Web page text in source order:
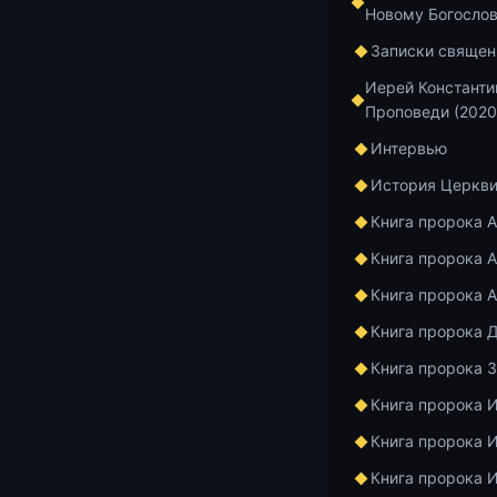
Новому
Записки
Иерей
Проповеди
Интервью
История Церкви
Книга пророка
Книга пророка
Книга пророка
Книга пророка
Книга пророка
Книга пророка
Книга пророка
Книга пророка
2
https://
Главная